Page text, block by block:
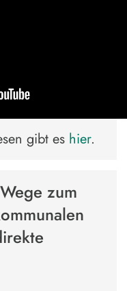
gibt es hier.
zum